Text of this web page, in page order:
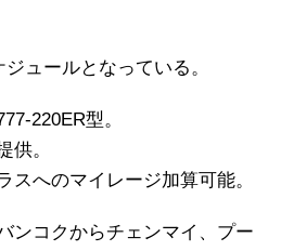
ュールとなっている。
220ER型。
供。
スへのマイレージ加算可能。
ンコクからチェンマイ、プー